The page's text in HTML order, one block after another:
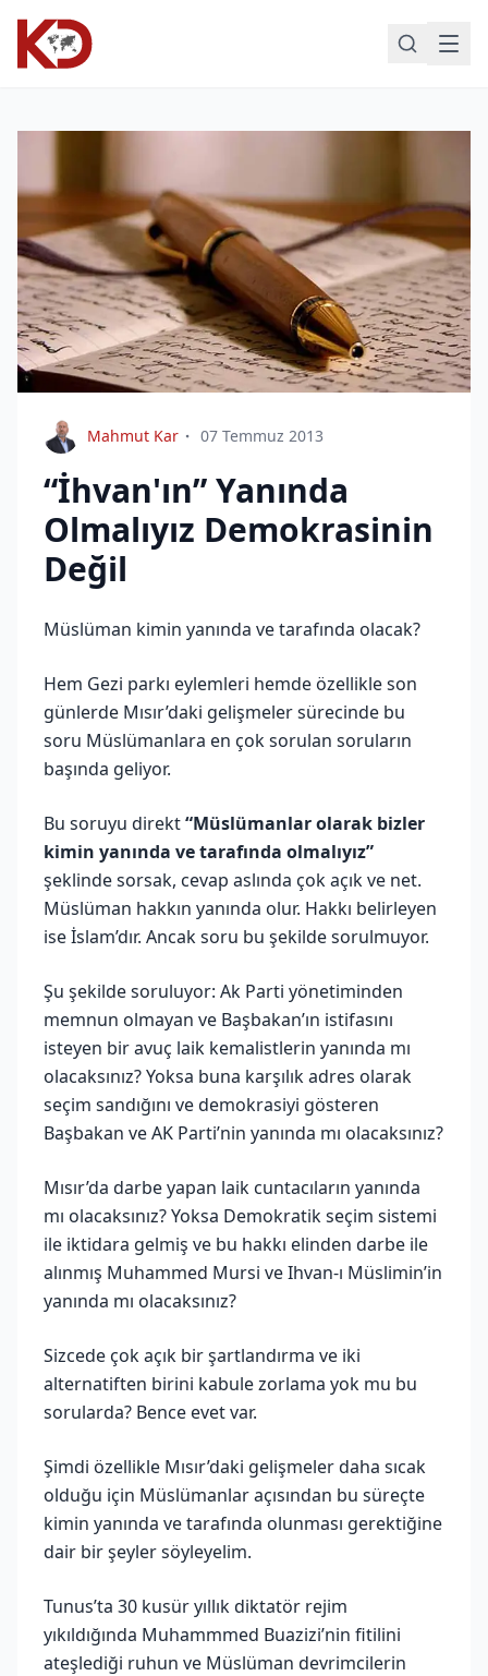
Mahmut Kar 07 Temmuz 2013
“İhvan'ın” Yanında
Olmalıyız Demokrasinin
Değil
Müslüman kimin yanında ve tarafında olacak?
Hem Gezi parkı eylemleri hemde özellikle son
günlerde Mısır’daki gelişmeler sürecinde bu
soru Müslümanlara en çok sorulan soruların
başında geliyor.
Bu soruyu direkt“Müslümanlar olarak bizler
kimin yanında ve tarafında olmalıyız”
şeklinde sorsak, cevap aslında çok açık ve net.
Müslüman hakkın yanında olur. Hakkı belirleyen
ise İslam’dır. Ancak soru bu şekilde sorulmuyor.
Şu şekilde soruluyor: Ak Parti yönetiminden
memnun olmayan ve Başbakan’ın istifasını
isteyen bir avuç laik kemalistlerin yanında mı
olacaksınız? Yoksa buna karşılık adres olarak
seçim sandığını ve demokrasiyi gösteren
Başbakan ve AK Parti’nin yanında mı olacaksınız?
Mısır’da darbe yapan laik cuntacıların yanında
mı olacaksınız? Yoksa Demokratik seçim sistemi
ile iktidara gelmiş ve bu hakkı elinden darbe ile
alınmış Muhammed Mursi ve Ihvan-ı Müslimin’in
yanında mı olacaksınız?
Sizcede çok açık bir şartlandırma ve iki
alternatiften birini kabule zorlama yok mu bu
sorularda? Bence evet var.
Şimdi özellikle Mısır’daki gelişmeler daha sıcak
olduğu için Müslümanlar açısından bu süreçte
kimin yanında ve tarafında olunması gerektiğine
dair bir şeyler söyleyelim.
Tunus’ta 30 kusür yıllık diktatör rejim
yıkıldığında Muhammmed Buazizi’nin fitilini
ateşlediği ruhun ve Müslüman devrimcilerin